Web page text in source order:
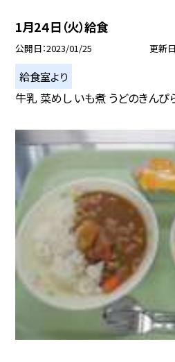
1月2４日（火）給食
公開日 2023/01/25 更新日
給食室より
牛乳 菜めし いも煮 うどのきんぴ